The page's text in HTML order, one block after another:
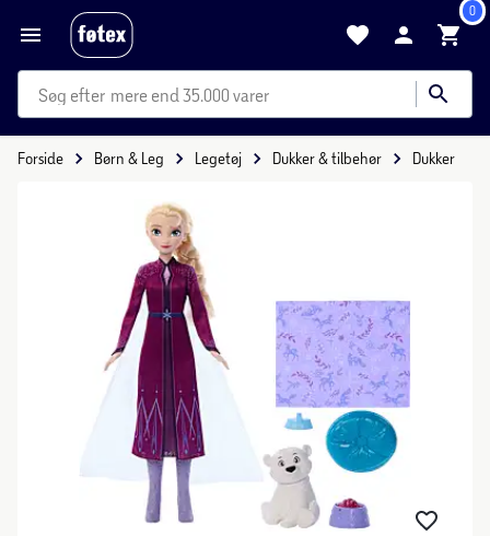
0
mere end 35.000 varer
Forside Børn & Leg Legetøj Dukker & tilbehør Dukker